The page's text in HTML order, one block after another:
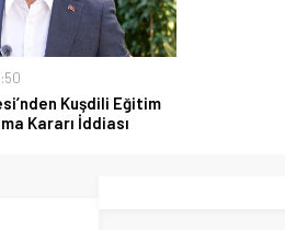
Kuşdili Eğitim
Kararı İddiası